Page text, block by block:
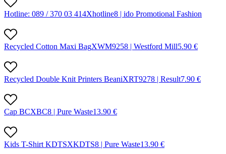
Hotline: 089 / 370 03 414Xhotline8 | ido Promotional Fashion
Recycled Cotton Maxi BagXWM9258 | Westford Mill5.90 €
Recycled Double Knit Printers BeaniXRT9278 | Result7.90 €
Cap BCXBC8 | Pure Waste13.90 €
Kids T-Shirt KDTSXKDTS8 | Pure Waste13.90 €